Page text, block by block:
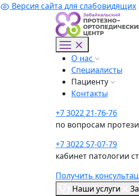
Версия сайта для слабовидящих
О нас
Специалисты
Пациенту
Контакты
+7 3022 21-76-76
по вопросам
+7 3022 57-07-79
кабинет патологии
Получить
Наши услуги